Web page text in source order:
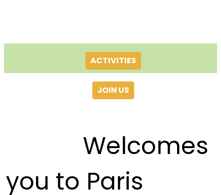
ACTIVITIES
JOIN US
Welcomes
you to Paris